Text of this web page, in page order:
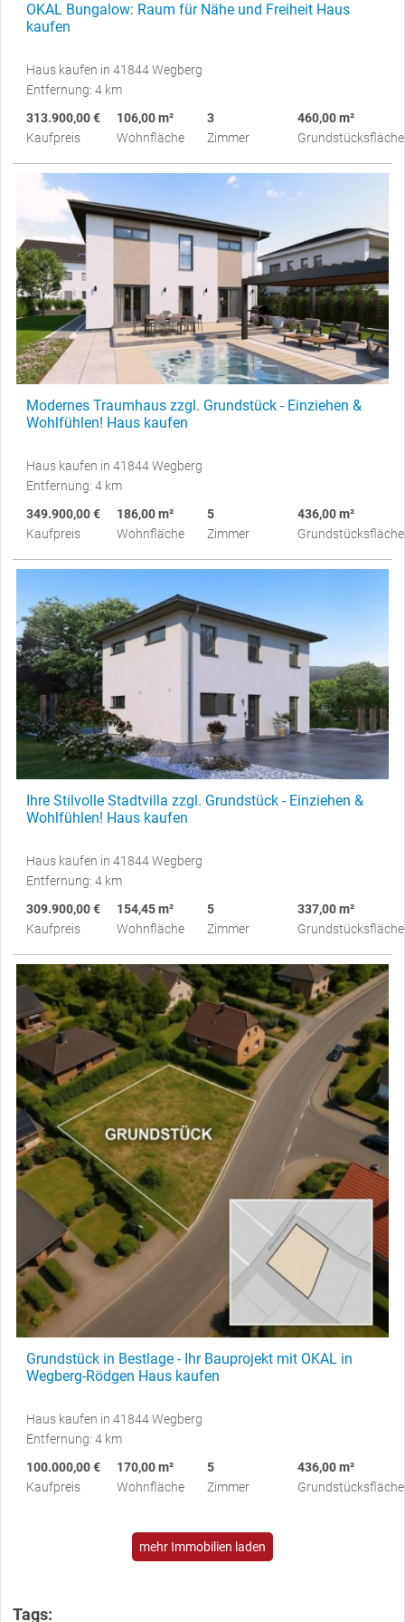
OKAL Bungalow: Raum für Nähe und Freiheit Haus
kaufen
Haus kaufen in 41844 Wegberg
Entfernung: 4 km
313.900,00 €
Kaufpreis
106,00 m²
Wohnfläche
3
Zimmer
460,00 m²
Grundstücksfläche
Modernes Traumhaus zzgl. Grundstück - Einziehen &
Wohlfühlen! Haus kaufen
Haus kaufen in 41844 Wegberg
Entfernung: 4 km
349.900,00 €
Kaufpreis
186,00 m²
Wohnfläche
5
Zimmer
436,00 m²
Grundstücksfläche
Ihre Stilvolle Stadtvilla zzgl. Grundstück - Einziehen &
Wohlfühlen! Haus kaufen
Haus kaufen in 41844 Wegberg
Entfernung: 4 km
309.900,00 €
Kaufpreis
154,45 m²
Wohnfläche
5
Zimmer
337,00 m²
Grundstücksfläche
Grundstück in Bestlage - Ihr Bauprojekt mit OKAL in
Wegberg-Rödgen Haus kaufen
Haus kaufen in 41844 Wegberg
Entfernung: 4 km
100.000,00 €
Kaufpreis
170,00 m²
Wohnfläche
5
Zimmer
436,00 m²
Grundstücksfläche
mehr Immobilien laden
Tags: